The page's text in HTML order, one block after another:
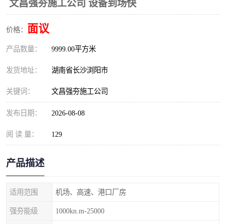
文昌强夯施工公司 设备到场快
价格： 面议
产品数量： 9999.00平方米
发货地址： 湖南省长沙浏阳市
关键词： 文昌强夯施工公司
发布日期： 2026-08-08
阅 读 量： 129
产品描述
适用范围 机场、高速、港口厂房
强夯能级 1000kn.m-25000